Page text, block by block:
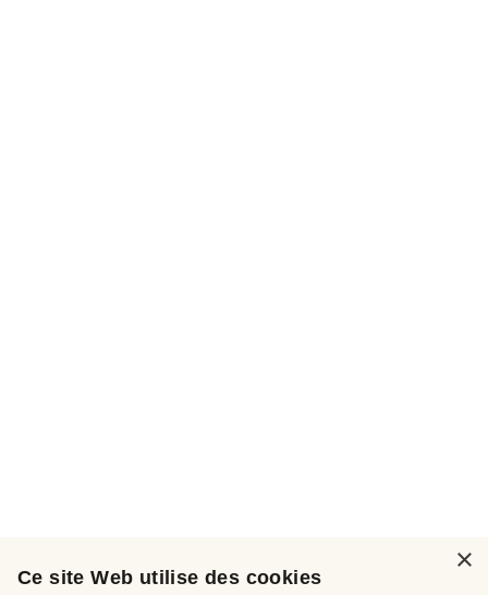
×
Ce site Web utilise des cookies